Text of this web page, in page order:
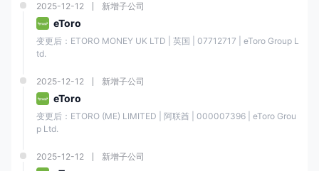
请注意，高杠杆可以放大您的潜在回报，但更重要的是，它可能增加您的
风险。
点差和佣金
对其他交易工具的点差感兴趣，可以直接访问
https://www.etoro.com/trading/手续费/cfd-spreads/
至于佣金，如果您交易ETF或CFD，将不收取佣金。然而，股票交易收取1
2025-12-12 新增子公司
eToro
变更后：ETORO MONEY UK LTD | 英国 | 07712717 | eToro Group L
td.
2025-12-12 新增子公司
eToro
变更后：ETORO (ME) LIMITED | 阿联酋 | 000007396 | eToro Grou
p Ltd.
2025-12-12 新增子公司